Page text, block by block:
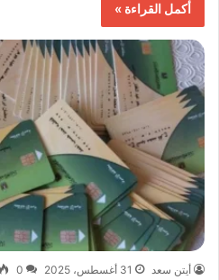
أكمل القراءة »
أيتن سعد 31 أغسطس، 2025 0